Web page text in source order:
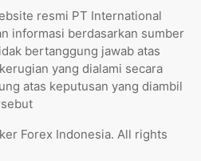
resmi PT International
informasi berdasarkan sumber
bertanggung jawab atas
yang dialami secara
atas keputusan yang diambil
Forex Indonesia. All rights